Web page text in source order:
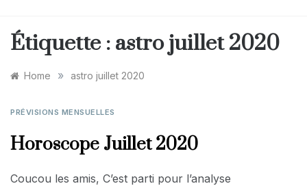
Étiquette : astro juillet 2020
Home » astro juillet 2020
PRÉVISIONS MENSUELLES
Horoscope Juillet 2020
Coucou les amis, C’est parti pour l’analyse